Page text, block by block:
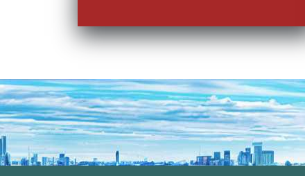
кофе и стабильный Wi-Fi в каждой
комнате. Завтрак уже включен в
часть — башня с винтовой лестницей —
относится к XIV веку. При этом все
ремонтные работы выполнены с учетом
современных стандартов, и дом
полностью оборудован необходимыми
удобствами. Испытайте уникальный
шанс погрузиться в атмосферу истории,